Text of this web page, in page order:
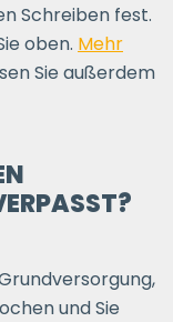
Schreiben fest.
oben. Mehr
Sie außerdem
und Sie